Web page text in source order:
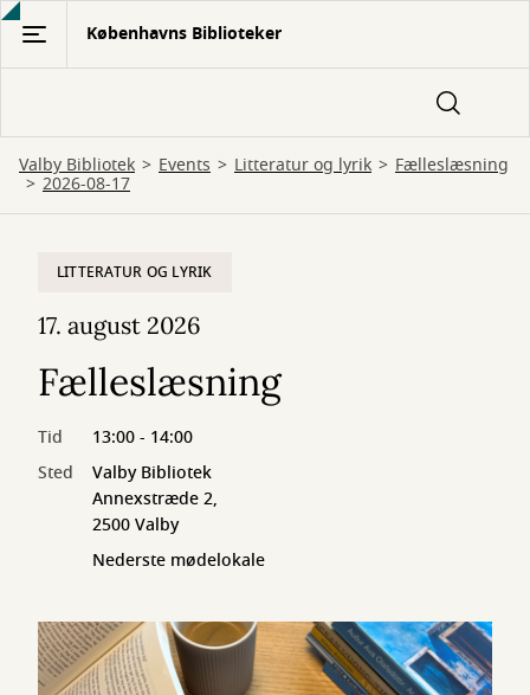
Gå
hovedindhold
Københavns Biblioteker
Valby Bibliotek Events Litteratur og lyrik Fælleslæsning
2026-08-17
LITTERATUR OG LYRIK
17. august 2026
Fælleslæsning
Tid
13:00 - 14:00
Sted
Valby Bibliotek
Annexstræde 2,
2500 Valby
Nederste mødelokale